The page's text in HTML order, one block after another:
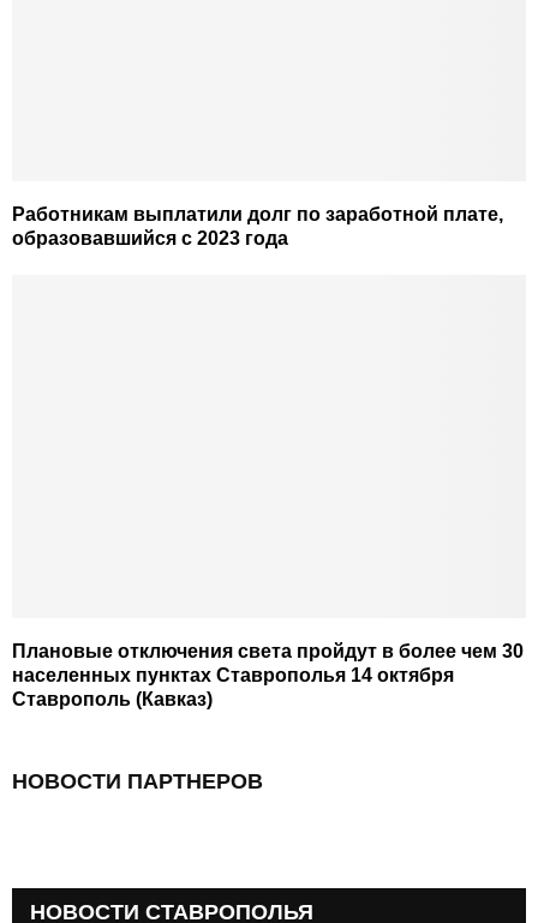
Работникам выплатили долг по заработной плате,
образовавшийся с 2023 года
Плановые отключения света пройдут в более чем 30
населенных пунктах Ставрополья 14 октября
Ставрополь (Кавказ)
НОВОСТИ ПАРТНЕРОВ
НОВОСТИ СТАВРОПОЛЬЯ